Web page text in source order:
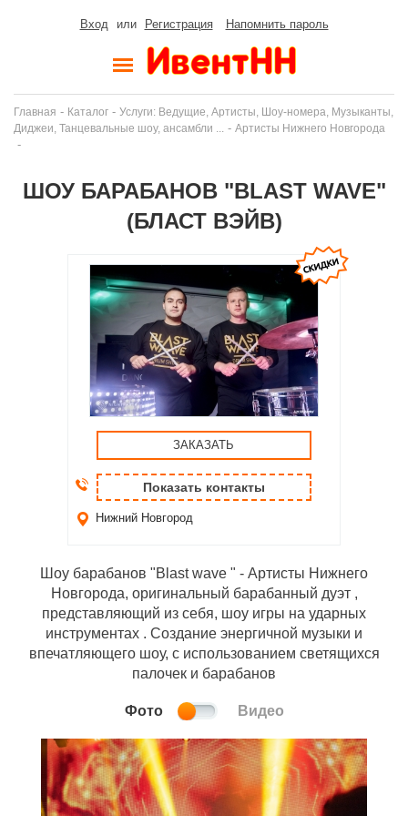
Вход или Регистрация Напомнить пароль
Главная - Каталог - Услуги: Ведущие, Артисты, Шоу-номера, Музыканты,
Диджеи, Танцевальные шоу, ансамбли ...
- Артисты Нижнего Новгорода
-
ШОУ БАРАБАНОВ "BLAST WAVE"
(БЛАСТ ВЭЙВ)
ЗАКАЗАТЬ
Показать контакты
Нижний Новгород
Шоу барабанов "Blast wave " - Артисты Нижнего
Новгорода, оригинальный барабанный дуэт ,
представляющий из себя, шоу игры на ударных
инструментах . Создание энергичной музыки и
впечатляющего шоу, с использованием светящихся
палочек и барабанов
Фото Видео